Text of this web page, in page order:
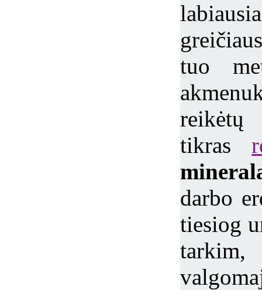
tuo
tikras
darbo
tiesiog